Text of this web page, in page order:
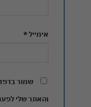
אימייל*
שמור
והאתר שלי